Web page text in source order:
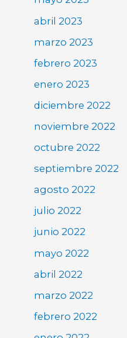
abril 2023
marzo 2023
febrero 2023
enero 2023
diciembre 2022
noviembre 2022
octubre 2022
septiembre 2022
agosto 2022
julio 2022
junio 2022
mayo 2022
abril 2022
marzo 2022
febrero 2022